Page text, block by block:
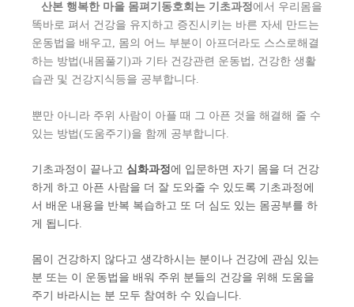
산본 행복한 마을 몸펴기동호회는 기초과정에서 우리몸을
똑바로 펴서 건강을 유지하고 증진시키는 바른 자세 만드는
운동법을 배우고, 몸의 어느 부분이 아프더라도 스스로해결
하는 방법(내몸풀기)과 기타 건강관련 운동법, 건강한 생활
습관 및 건강지식등을 공부합니다.
뿐만 아니라 주위 사람이 아플 때 그 아픈 것을 해결해 줄 수
있는 방법(도움주기)을 함께 공부합니다.
기초과정이 끝나고 심화과정에 입문하면 자기 몸을 더 건강
하게 하고 아픈 사람을 더 잘 도와줄 수 있도록 기초과정에
서 배운 내용을 반복 복습하고 또 더 심도 있는 몸공부를 하
게 됩니다.
몸이 건강하지 않다고 생각하시는 분이나 건강에 관심 있는
분 또는 이 운동법을 배워 주위 분들의 건강을 위해 도움을
주기 바라시는 분 모두 참여하 수 있습니다.